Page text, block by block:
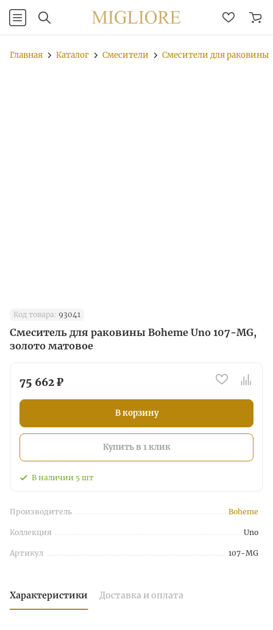
Главная Каталог Смесители Смесители для раковины
Код товара: 93041
Смеситель для раковины Boheme Uno 107-MG,
золото матовое
75 662 ₽
В корзину
Купить в 1 клик
В наличии 5 шт
Производитель Boheme
Коллекция Uno
Артикул 107-MG
Характеристики Доставка и оплата